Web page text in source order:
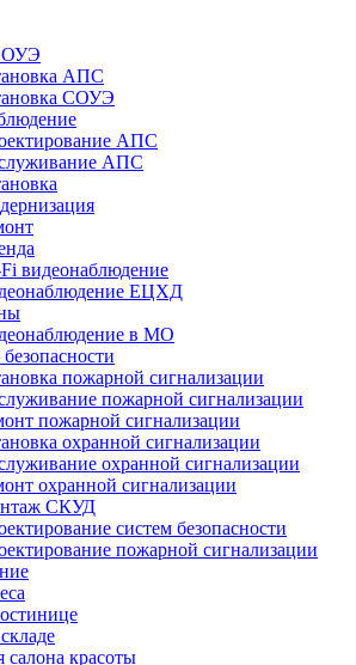
АПС
СОУЭ
АПС
АПС
видеонаблюдение
ЕЦХД
в МО
пожарной сигнализации
пожарной сигнализации
пожарной сигнализации
охранной сигнализации
охранной сигнализации
охранной сигнализации
СКУД
систем безопасности
пожарной сигнализации
салона красоты